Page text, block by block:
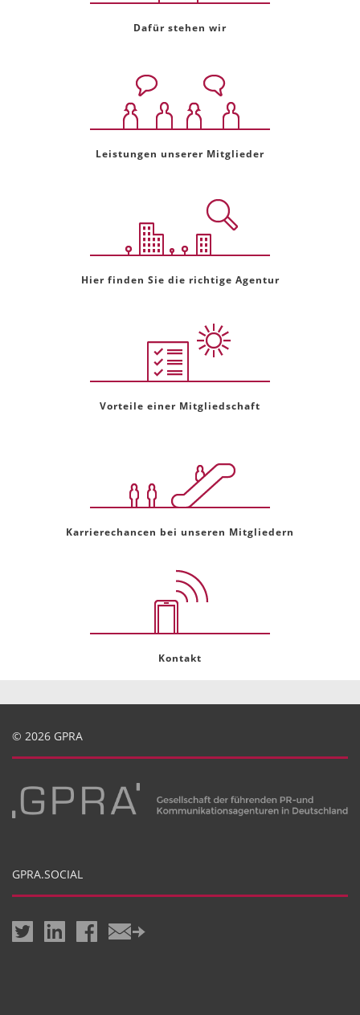
Dafür stehen wir
Leistungen unserer Mitglieder
Hier finden Sie die richtige Agentur
Vorteile einer Mitgliedschaft
Karrierechancen bei unseren Mitgliedern
Kontakt
© 2026 GPRA
GPRA.SOCIAL